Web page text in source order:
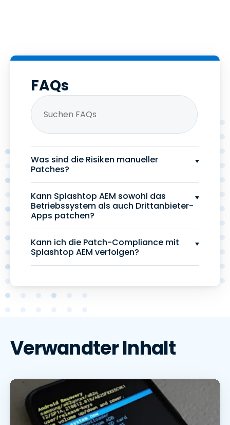
FAQs
Was sind die Risiken manueller
Patches?
Kann Splashtop AEM sowohl das
Betriebssystem als auch Drittanbieter-
Apps patchen?
Kann ich die Patch-Compliance mit
Splashtop AEM verfolgen?
Verwandter Inhalt